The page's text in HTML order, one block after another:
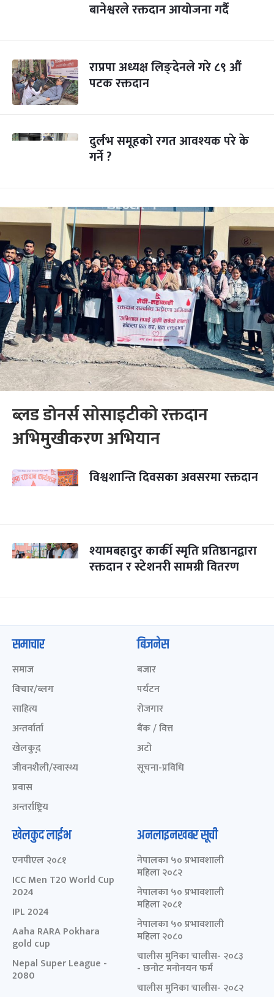
बानेश्वरले रक्तदान आयोजना गर्दै
राप्रपा अध्यक्ष लिङ्देनले गरे ८९ औं
पटक रक्तदान
दुर्लभ समूहको रगत आवश्यक परे के
गर्ने ?
ब्लड डोनर्स सोसाइटीको रक्तदान
अभिमुखीकरण अभियान
विश्वशान्ति दिवसका अवसरमा रक्तदान
श्यामबहादुर कार्की स्मृति प्रतिष्ठानद्वारा
रक्तदान र स्टेशनरी सामग्री वितरण
समाचार
समाज
विचार/ब्लग
साहित्य
अन्तर्वार्ता
खेलकुद़़
जीवनशैली/स्वास्थ्य
प्रवास
अन्तर्राष्ट्रिय
बिजनेस
बजार
पर्यटन
रोजगार
बैंक / वित्त
अटो
सूचना-प्रविधि
खेलकुद लाईभ
एनपीएल २०८१
ICC Men T20 World Cup
2024
IPL 2024
Aaha RARA Pokhara
gold cup
Nepal Super League -
2080
अनलाइनखबर सूची
नेपालका ५० प्रभावशाली
महिला २०८२
नेपालका ५० प्रभावशाली
महिला २०८१
नेपालका ५० प्रभावशाली
महिला २०८०
चालीस मुनिका चालीस- २०८३
- छनोट मनोनयन फर्म
चालीस मुनिका चालीस- २०८२